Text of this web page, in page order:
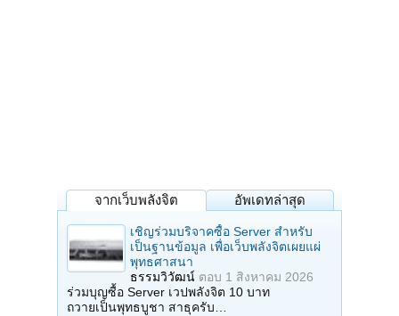
จากเว็บพลังจิต อัพเดทล่าสุด
เชิญร่วมบริจาคซื้อ Server สำหรับ
เป็นฐานข้อมูล เพื่อเว็บพลังจิตเผยแผ่
พุทธศาสนา
ธรรมวิวัฒน์ ตอบ 1 สิงหาคม 2026
ร่วมบุญซื้อ Server เวปพลังจิต 10 บาท
ถวายเป็นพุทธบูชา สาธุครับ…